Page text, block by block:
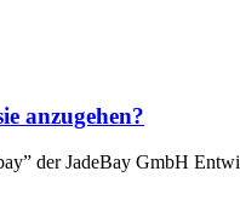
anzugehen?
der JadeBay GmbH